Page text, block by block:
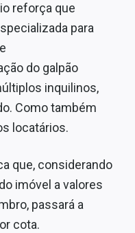
reforça que
para
do galpão
inquilinos,
Como também
locatários.
que, considerando
imóvel a valores
passará a
cota.